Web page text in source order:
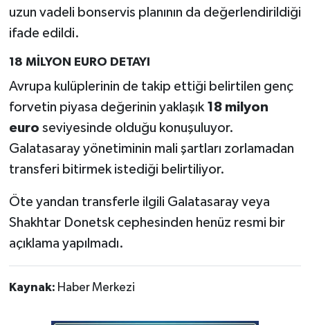
uzun vadeli bonservis planının da değerlendirildiği
ifade edildi.
18 MİLYON EURO DETAYI
Avrupa kulüplerinin de takip ettiği belirtilen genç
forvetin piyasa değerinin yaklaşık 18 milyon
euro seviyesinde olduğu konuşuluyor.
Galatasaray yönetiminin mali şartları zorlamadan
transferi bitirmek istediği belirtiliyor.
Öte yandan transferle ilgili Galatasaray veya
Shakhtar Donetsk cephesinden henüz resmi bir
açıklama yapılmadı.
Kaynak: Haber Merkezi